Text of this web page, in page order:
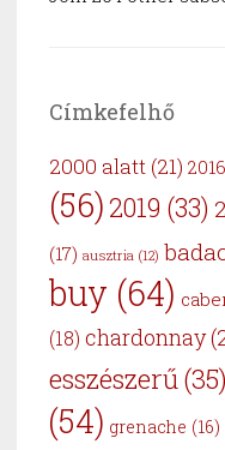
Címkefelhő
2000 alatt (21) 2016
(56)2019 (33)
(17) ausztria (12)
buy (64)
(18) chardonnay
esszészerű(35)
(54) grenache (16)